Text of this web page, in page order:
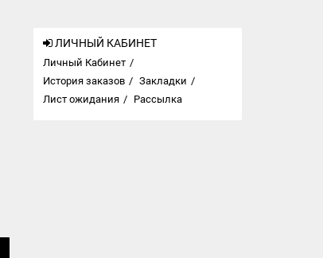
ЛИЧНЫЙ КАБИНЕТ
Личный Кабинет
История заказов
Закладки
Лист ожидания
Рассылка